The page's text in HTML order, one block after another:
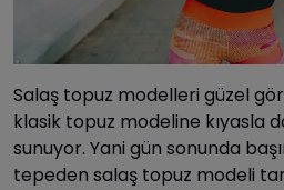
Salaş topuz modelleri güzel
klasik topuz modeline kıyasla
sunuyor. Yani gün sonunda
tepeden salaş topuz modeli